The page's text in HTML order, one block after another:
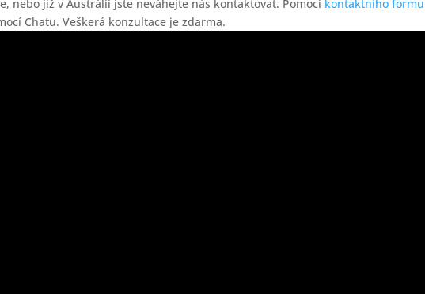
nebo již v Austrálii jste neváhejte nás kontaktovat. Pomocí kontaktního
Chatu. Veškerá konzultace je zdarma.